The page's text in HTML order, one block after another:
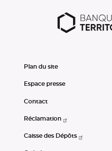
Plan du site
Espace presse
Contact
Réclamation
Caisse des Dépôts